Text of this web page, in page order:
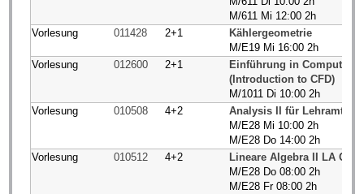
M/611 Mi 12:00 2h
Vorlesung
011428 2+1
Kählergeometrie
M/E19 Mi 16:00 2h
Vorlesung
012600 2+1
Einführung in
(Introduction to CFD)
M/1011 Di 10:00 2h
Vorlesung
010508 4+2
Analysis II für Lehramt
M/E28 Mi 10:00 2h
M/E28 Do 14:00 2h
Vorlesung
010512 4+2
Lineare Algebra II LA Gym
M/E28 Do 08:00 2h
M/E28 Fr 08:00 2h